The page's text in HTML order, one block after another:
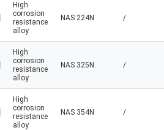
High
corrosion
resistance
alloy
NAS 224N /
High
corrosion
resistance
alloy
NAS 325N /
High
corrosion
resistance
alloy
NAS 354N /